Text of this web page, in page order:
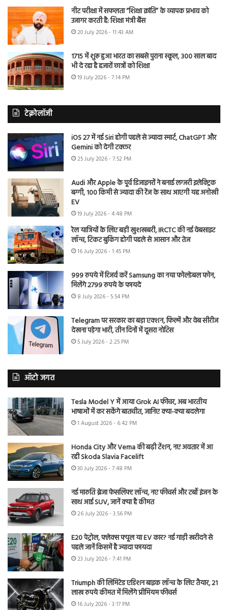
नीट परीक्षा में सफलता “शिक्षा क्रांति” के व्यापक प्रभाव को
उजागर करती है: शिक्षा मंत्री बैंस
20 July 2026 - 11:43 AM
1715 में शुरू हुआ भारत का सबसे पुराना स्कूल, 300 साल बाद
भी दे रहा है हजारों छात्रों को शिक्षा
19 July 2026 - 7:14 PM
टेक्नोलॉजी
iOS 27 में नई Siri होगी पहले से ज्यादा स्मार्ट, ChatGPT और
Gemini को देगी टक्कर
25 July 2026 - 7:52 PM
Audi और Apple के पूर्व डिजाइनरों ने बनाई लग्जरी इलेक्ट्रिक
बग्गी, 100 किमी से ज्यादा की रेंज के साथ आएगी यह अनोखी
EV
19 July 2026 - 4:48 PM
रेल यात्रियों के लिए बड़ी खुशखबरी, IRCTC की नई वेबसाइट
लॉन्च, टिकट बुकिंग होगी पहले से आसान और तेज
16 July 2026 - 1:45 PM
999 रुपये में रिजर्व करें Samsung का नया फोल्डेबल फोन,
मिलेंगे 2799 रुपये के फायदे
8 July 2026 - 5:54 PM
Telegram पर सरकार का बड़ा एक्शन, फिल्में और वेब सीरीज
देखना पड़ेगा भारी, तीन दिनों में दूसरा नोटिस
5 July 2026 - 2:25 PM
ऑटो जगत
Tesla Model Y में आया Grok AI फीचर, अब भारतीय
भाषाओं में कर सकेंगे बातचीत, जानिए क्या-क्या बदलेगा
1 August 2026 - 6:42 PM
Honda City और Verna की बढ़ी टेंशन, नए अवतार में आ
रही Skoda Slavia Facelift
30 July 2026 - 7:48 PM
नई मारुति ब्रेजा फेसलिफ्ट लॉन्च, नए फीचर्स और टर्बो इंजन के
साथ आई SUV, जानें क्या है कीमत
26 July 2026 - 3:56 PM
E20 पेट्रोल, फ्लेक्स फ्यूल या EV कार? नई गाड़ी खरीदने से
पहले जानें किसमें है ज्यादा फायदा
23 July 2026 - 7:41 PM
Triumph की लिमिटेड एडिशन बाइक लॉन्च के लिए तैयार, 21
लाख रुपये कीमत में मिलेंगे प्रीमियम फीचर्स
16 July 2026 - 3:17 PM